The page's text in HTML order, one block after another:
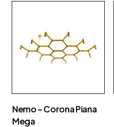
Nemo – Corona Piana
Mega